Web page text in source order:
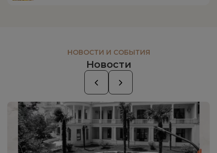
НОВОСТИ И СОБЫТИЯ
Новости